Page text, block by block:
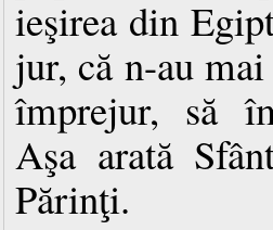
ieşirea din
jur, că n-au
împrejur, să
Aşa arată
Părinţi.